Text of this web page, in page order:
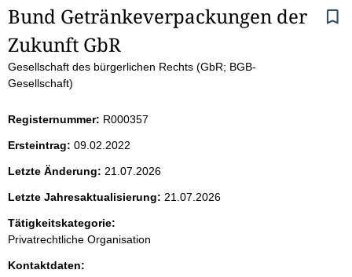
S
e
i
t
e
n
i
n
Bund Getränkeverpackungen der
Zukunft GbR
Gesellschaft des bürgerlichen Rechts (GbR; BGB-
Gesellschaft)
Registernummer: R000357
Ersteintrag: 09.02.2022
Letzte Änderung: 21.07.2026
Letzte Jahresaktualisierung: 21.07.2026
Tätigkeitskategorie:
Privatrechtliche Organisation
Kontaktdaten: